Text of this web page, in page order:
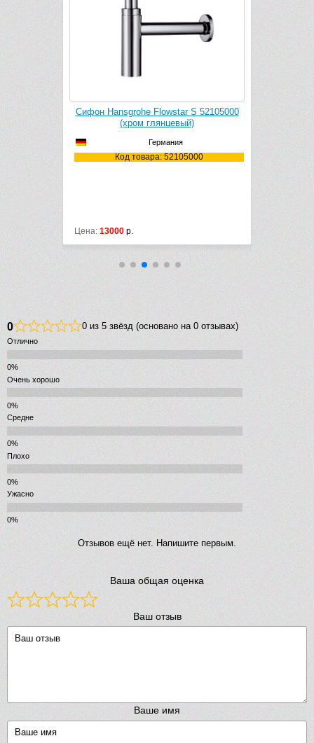
Сифон Hansgrohe Flowstar S 52105000
(хром глянцевый)
Германия
Код товара: 52105000
Цена: 13000 р.
0 0 из 5 звёзд (основано на 0 отзывах)
Отлично
Очень хорошо
Средне
Плохо
Ужасно
Отзывов ещё нет. Напишите первым.
Ваша общая оценка
Ваш отзыв
Ваше имя